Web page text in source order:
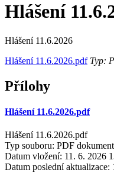
Hlášení
Hlášení 11.6.2026
Hlášení 11.6.2026.pdfTyp:
Přílohy
Hlášení 11.6.2026.pdf
Hlášení 11.6.2026.pdf
Typ souboru: PDF
Datum vložení: 11. 6. 2026
Datum poslední aktualizace: